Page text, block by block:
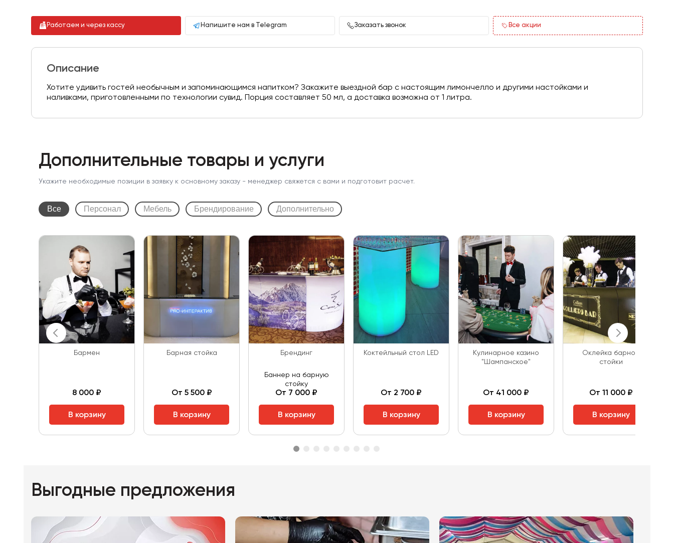
Работаем и через кассу Напишите нам в Telegram Заказать звонок Все акции
Описание
Хотите удивить гостей необычным и запоминающимся напитком? Закажите выездной бар с настоящим лимончелло и другими настойками и
наливками, приготовленными по технологии сувид. Порция составляет 50 мл, а доставка возможна от 1 литра.
Дополнительные товары и услуги
Укажите необходимые позиции в заявку к основному заказу - менеджер свяжется с вами и подготовит расчет.
Все Персонал Мебель Брендирование Дополнительно
Бармен
8 000 ₽
В корзину
Барная стойка
От 5 500 ₽
В корзину
Брендинг
Баннер на барную
стойку
От 7 000 ₽
В корзину
Коктейльный стол LED
От 2 700 ₽
В корзину
Кулинарное казино
"Шампанское"
От 41 000 ₽
В корзину
Оклейка барной
стойки
От 11 000 ₽
В корзину
Выгодные предложения